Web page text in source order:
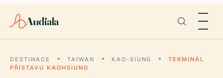
Audiala
DESTINACE TAIWAN KAO-SIUNG
TERMINÁL
PŘÍSTAVU KAOHSIUNG